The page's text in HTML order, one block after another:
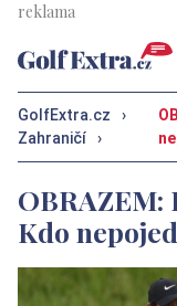
GolfExtra.cz
›
Zahraničí
›
OBRAZEM:
Kdo